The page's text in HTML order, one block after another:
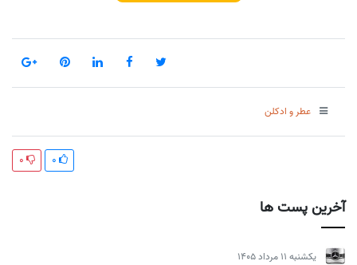
آخرین پست ها
يكشنبه 11 مرداد 1405
عطر و ادکلن